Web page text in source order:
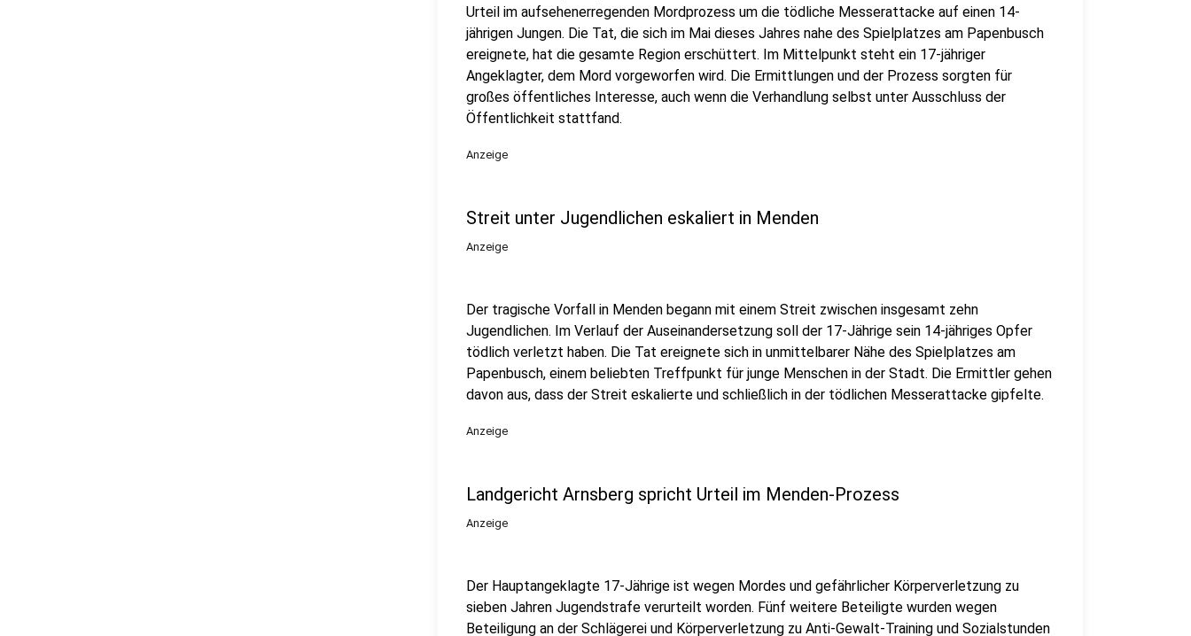
Urteil im aufsehenerregenden Mordprozess um die tödliche Messerattacke auf einen 14-
jährigen Jungen. Die Tat, die sich im Mai dieses Jahres nahe des Spielplatzes am Papenbusch
ereignete, hat die gesamte Region erschüttert. Im Mittelpunkt steht ein 17-jähriger
Angeklagter, dem Mord vorgeworfen wird. Die Ermittlungen und der Prozess sorgten für
großes öffentliches Interesse, auch wenn die Verhandlung selbst unter Ausschluss der
Öffentlichkeit stattfand.
Anzeige
Streit unter Jugendlichen eskaliert in Menden
Anzeige
Der tragische Vorfall in Menden begann mit einem Streit zwischen insgesamt zehn
Jugendlichen. Im Verlauf der Auseinandersetzung soll der 17-Jährige sein 14-jähriges Opfer
tödlich verletzt haben. Die Tat ereignete sich in unmittelbarer Nähe des Spielplatzes am
Papenbusch, einem beliebten Treffpunkt für junge Menschen in der Stadt. Die Ermittler gehen
davon aus, dass der Streit eskalierte und schließlich in der tödlichen Messerattacke gipfelte.
Anzeige
Landgericht Arnsberg spricht Urteil im Menden-Prozess
Anzeige
Der Hauptangeklagte 17-Jährige ist wegen Mordes und gefährlicher Körperverletzung zu
sieben Jahren Jugendstrafe verurteilt worden. Fünf weitere Beteiligte wurden wegen
Beteiligung an der Schlägerei und Körperverletzung zu Anti-Gewalt-Training und Sozialstunden